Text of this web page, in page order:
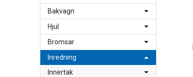
Bakvagn
Hjul
Bromsar
Inredning
Innertak